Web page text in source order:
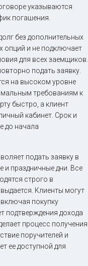
указываются
погашения.
без дополнительных
опций и не подключает
для всех заемщиков.
подать заявку.
на высоком уровне
требованиям к
быстро, а клиент
кабинет. Срок и
до начала
подать заявку в
праздничные дни. Все
строго в
Клиенты могут
покупку
подтверждения дохода
процесс получения
поручителей и
ее доступной для